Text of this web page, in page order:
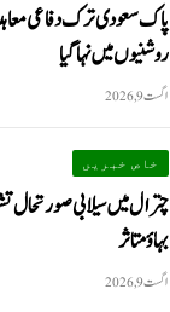
پاک سعودی ترک دفاعی
روشنیوں میں نہا گیا
اگست 9, 2026
خاص خبریں
چترال میں سیلابی صورتحال
بہاؤ متاثر
اگست 9, 2026